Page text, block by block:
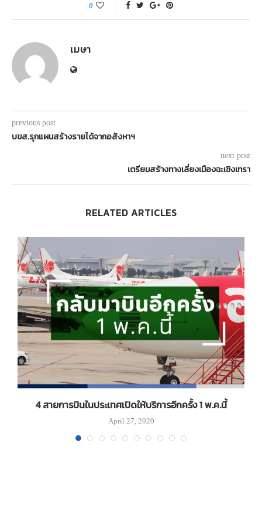
0
เมษา
previous post
บขส.รุกแผนสร้างรายได้จากอสังหาฯ
next post
เตรียมสร้างทางเลี่ยงเมืองฉะเชิงเทรา
RELATED ARTICLES
4 สายการบินในประเทศเปิดให้บริการอีกครั้ง 1 พ.ค.นี้
April 27, 2020